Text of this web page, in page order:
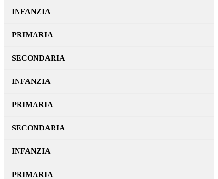
INFANZIA
PRIMARIA
SECONDARIA
INFANZIA
PRIMARIA
SECONDARIA
INFANZIA
PRIMARIA